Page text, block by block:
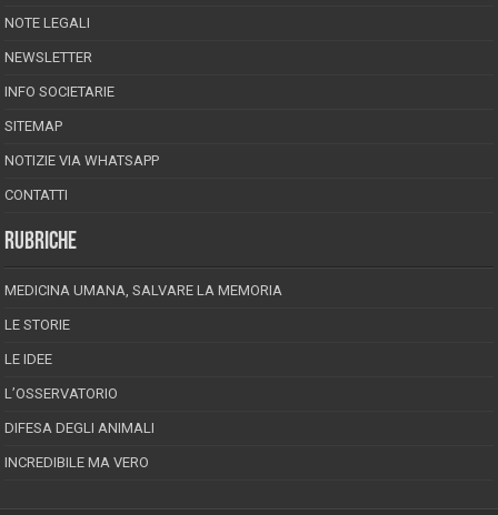
NOTE LEGALI
NEWSLETTER
INFO SOCIETARIE
SITEMAP
NOTIZIE VIA WHATSAPP
CONTATTI
RUBRICHE
MEDICINA UMANA, SALVARE LA MEMORIA
LE STORIE
LE IDEE
L’OSSERVATORIO
DIFESA DEGLI ANIMALI
INCREDIBILE MA VERO